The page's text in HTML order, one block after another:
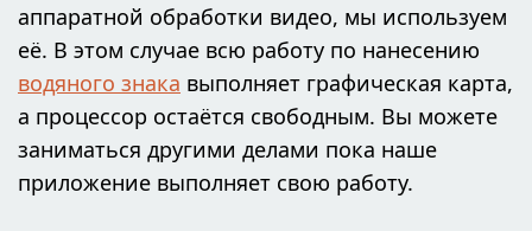
аппаратной обработки видео, мы используем
её. В этом случае всю работу по нанесению
водяного знака выполняет графическая карта,
а процессор остаётся свободным. Вы можете
заниматься другими делами пока наше
приложение выполняет свою работу.